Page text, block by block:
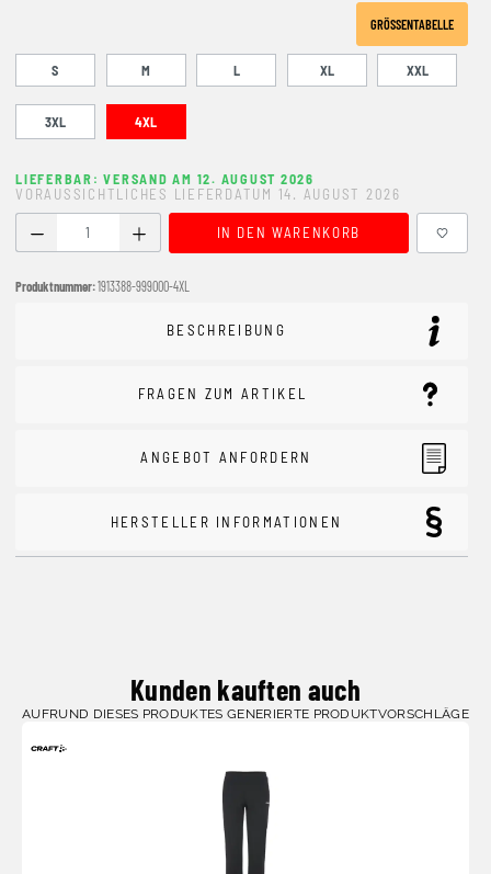
GRÖSSENTABELLE
S M L XL XXL
3XL 4XL
LIEFERBAR: VERSAND AM 12. AUGUST 2026
VORAUSSICHTLICHES LIEFERDATUM 14. AUGUST 2026
Produkt Anzahl: Gib den gewünschten Wert ein oder
IN DEN WARENKORB
Produktnummer:1913388-999000-4XL
BESCHREIBUNG
FRAGEN ZUM ARTIKEL
ANGEBOT ANFORDERN
HERSTELLER INFORMATIONEN
Kunden kauften auch
AUFRUND DIESES PRODUKTES GENERIERTE PRODUKTVORSCHLÄGE